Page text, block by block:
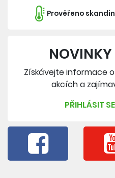
Prověřeno
NOVINKY
Získávejte informace
akcích a
PŘIHLÁSIT